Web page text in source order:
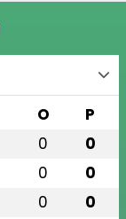
O P
0 0
0 0
0 0